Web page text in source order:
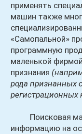
применять
машин также
«Самопальной»
программную
маленькой
признания
рода признанных
регистрационных
Поисковая
информацию на